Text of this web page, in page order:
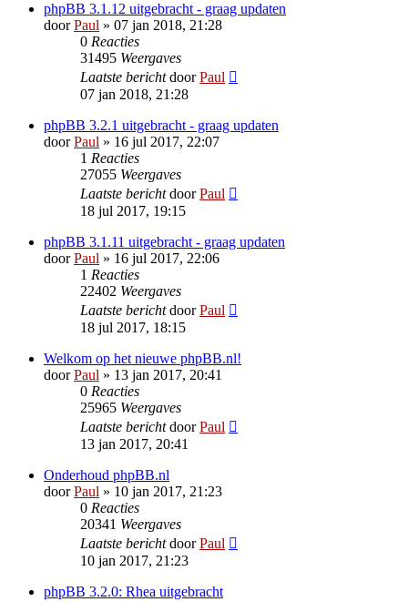
phpBB 3.1.12 uitgebracht - graag updaten
doorPaul » 07 jan 2018, 21:28
0 Reacties
31495 Weergaves
Laatste berichtdoorPaul
07 jan 2018, 21:28
phpBB 3.2.1 uitgebracht - graag updaten
doorPaul » 16 jul 2017, 22:07
1 Reacties
27055 Weergaves
Laatste berichtdoorPaul
18 jul 2017, 19:15
phpBB 3.1.11 uitgebracht - graag updaten
doorPaul » 16 jul 2017, 22:06
1 Reacties
22402 Weergaves
Laatste berichtdoorPaul
18 jul 2017, 18:15
Welkom op het nieuwe phpBB.nl!
doorPaul » 13 jan 2017, 20:41
0 Reacties
25965 Weergaves
Laatste berichtdoorPaul
13 jan 2017, 20:41
Onderhoud phpBB.nl
doorPaul » 10 jan 2017, 21:23
0 Reacties
20341 Weergaves
Laatste berichtdoorPaul
10 jan 2017, 21:23
phpBB 3.2.0: Rhea uitgebracht